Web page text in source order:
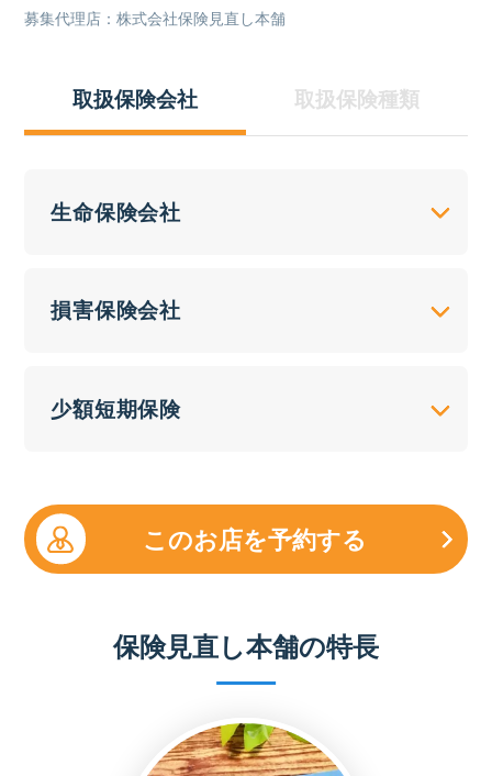
募集代理店：株式会社保険見直し本舗
取扱保険会社 取扱保険種類
生命保険会社
損害保険会社
少額短期保険
このお店を予約する
保険見直し本舗の特長